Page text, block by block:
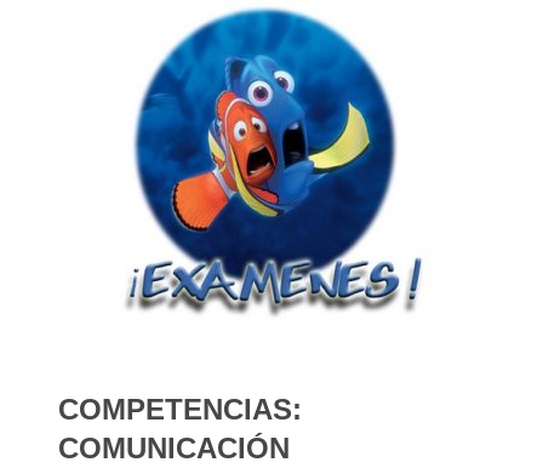
COMPETENCIAS:
COMUNICACIÓN